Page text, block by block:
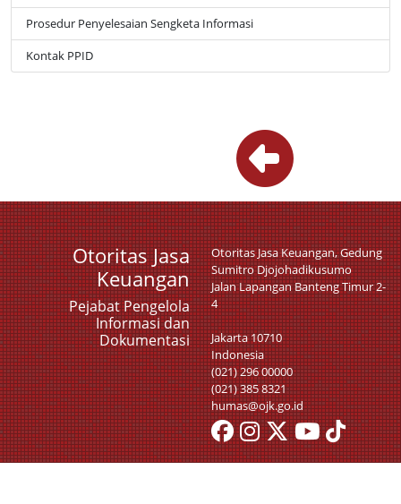
Prosedur Penyelesaian Sengketa Informasi
Kontak PPID
Otoritas Jasa
Keuangan
Pejabat Pengelola
Informasi dan
Dokumentasi
Otoritas Jasa Keuangan, Gedung
Sumitro Djojohadikusumo
Jalan Lapangan Banteng Timur 2-
4
Jakarta 10710
Indonesia
(021) 296 00000
(021) 385 8321
humas@ojk.go.id